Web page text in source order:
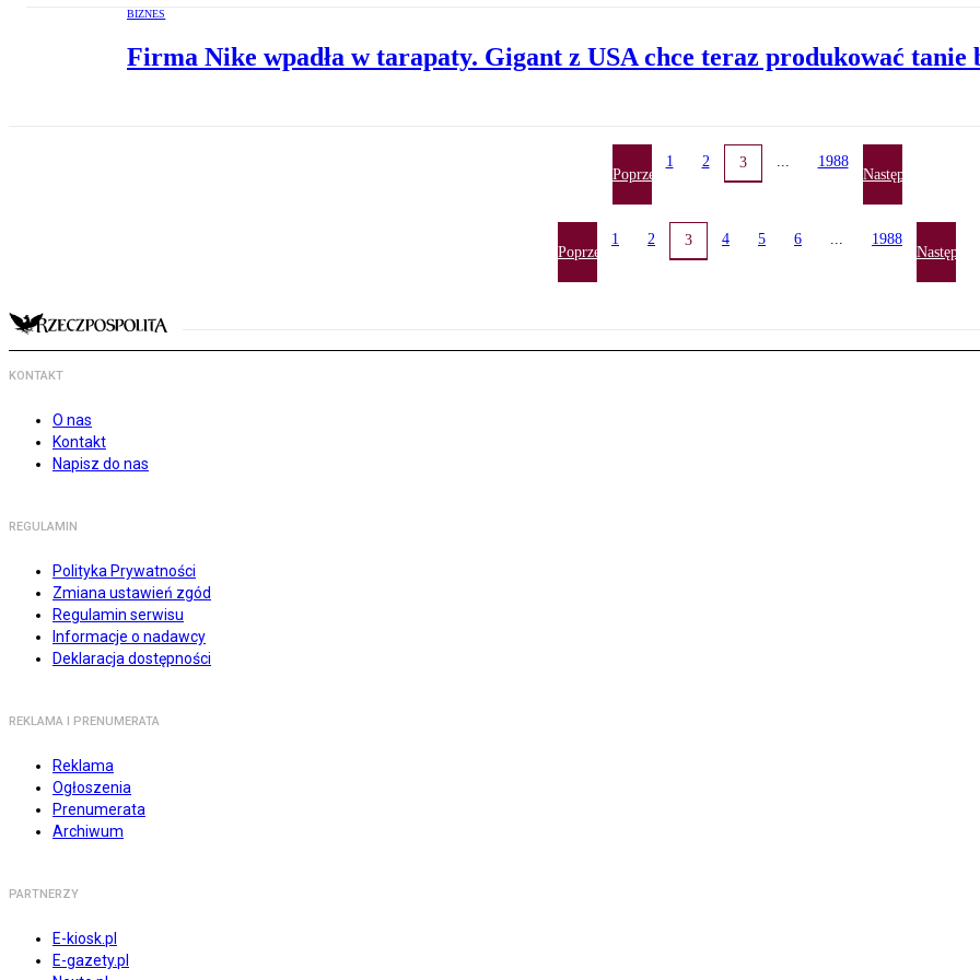
BIZNES
Firma Nike wpadła w tarapaty. Gigant z USA chce teraz produkować tanie
Poprzednia
1 2 3 ... 1988
Następna
Poprzednia
1 2 3 4 5 6 ... 1988
Następna
KONTAKT
O nas
Kontakt
Napisz do nas
REGULAMIN
Polityka Prywatności
Zmiana ustawień zgód
Regulamin serwisu
Informacje o nadawcy
Deklaracja dostępności
REKLAMA I PRENUMERATA
Reklama
Ogłoszenia
Prenumerata
Archiwum
PARTNERZY
E-kiosk.pl
E-gazety.pl